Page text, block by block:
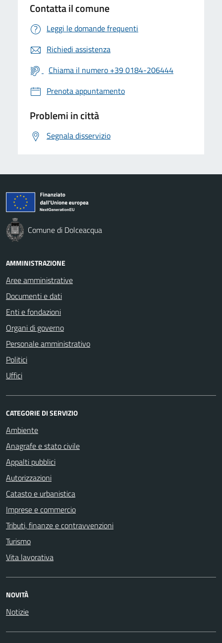
Contatta il comune
Leggi le domande frequenti
Richiedi assistenza
Chiama il numero +39 0184-206444
Prenota appuntamento
Problemi in città
Segnala disservizio
Comune di Dolceacqua
AMMINISTRAZIONE
Aree amministrative
Documenti e dati
Enti e fondazioni
Organi di governo
Personale amministrativo
Politici
Uffici
CATEGORIE DI SERVIZIO
Ambiente
Anagrafe e stato civile
Appalti pubblici
Autorizzazioni
Catasto e urbanistica
Imprese e commercio
Tributi, finanze e contravvenzioni
Turismo
Vita lavorativa
NOVITÀ
Notizie